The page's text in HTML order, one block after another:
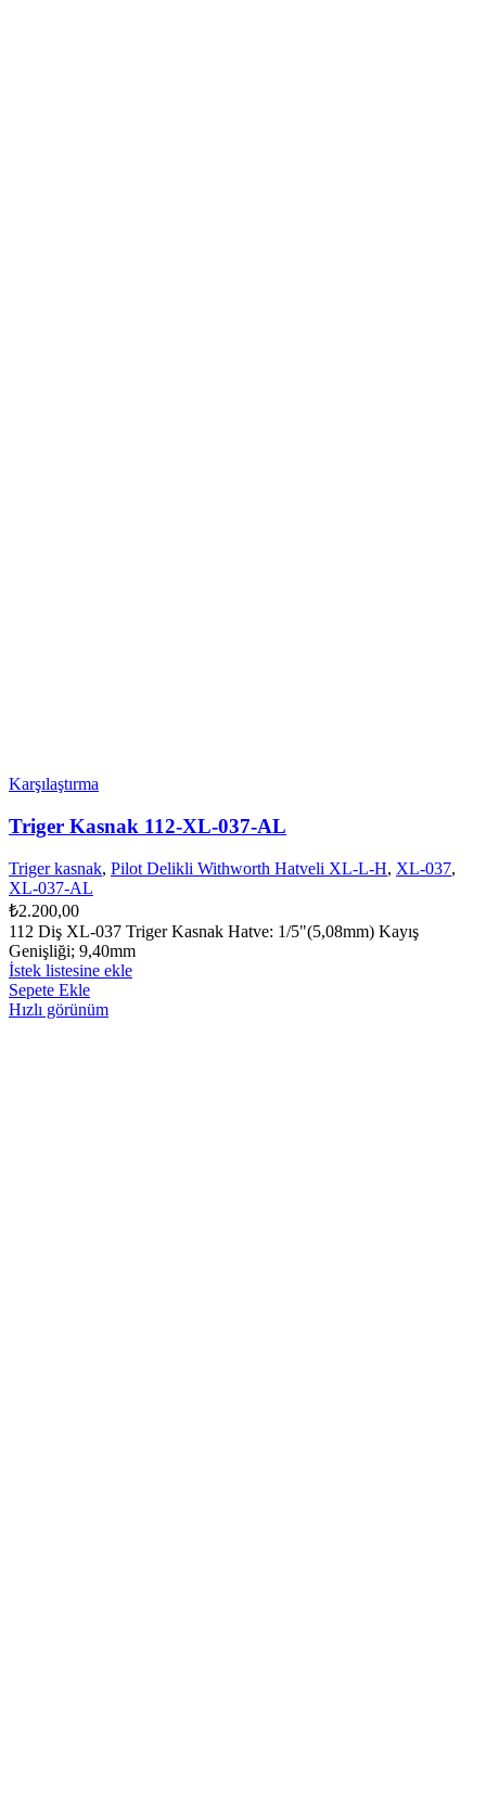
Karşılaştırma
Triger Kasnak 112-XL-037-AL
Triger kasnak, Pilot Delikli Withworth Hatveli XL-L-H, XL-037,
XL-037-AL
₺2.200,00
112 Diş XL-037 Triger Kasnak Hatve: 1/5"(5,08mm) Kayış
Genişliği; 9,40mm
İstek listesine ekle
Sepete Ekle
Hızlı görünüm